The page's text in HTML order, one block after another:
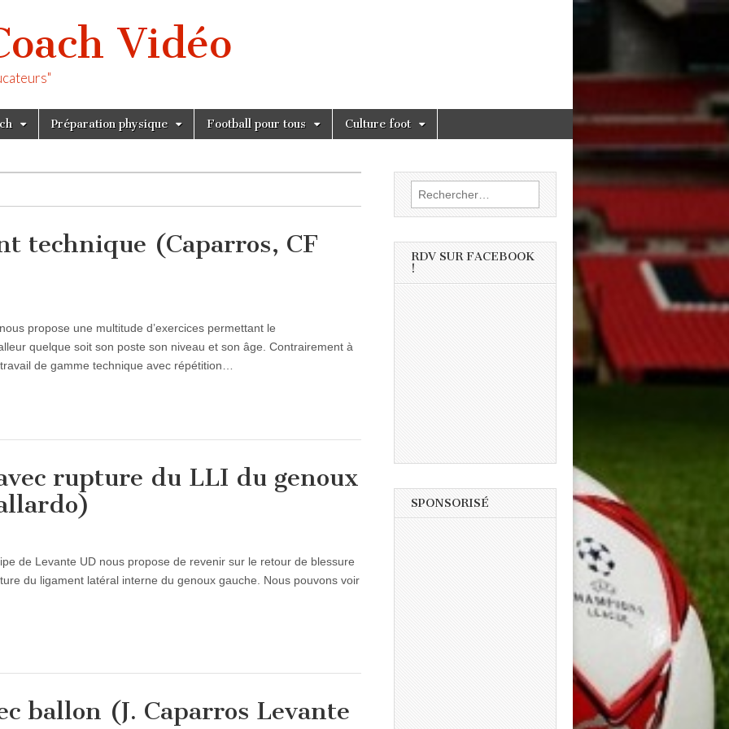
Vidéo
Préparation physique Football pour tous Culture foot
technique (Caparros, CF
propose une multitude d’exercices permettant le
quelque soit son poste son niveau et son âge. Contrairement à
de gamme technique avec répétition…
rupture du LLI du genoux
de Levante UD nous propose de revenir sur le retour de blessure
du ligament latéral interne du genoux gauche. Nous pouvons voir
ballon (J. Caparros Levante
Rechercher :
RDV SUR FACEBOOK
!
SPONSORISÉ